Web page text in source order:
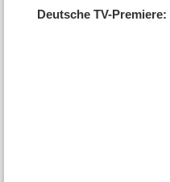
Deutsche TV-Premiere